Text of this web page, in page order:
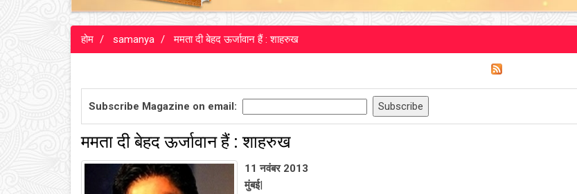
होम samanya ममता दी बेहद ऊर्जावान हैं : शाहरुख
Subscribe Magazine on email:
ममता दी बेहद ऊर्जावान हैं : शाहरुख
11 नवंबर 2013
मुंबई|